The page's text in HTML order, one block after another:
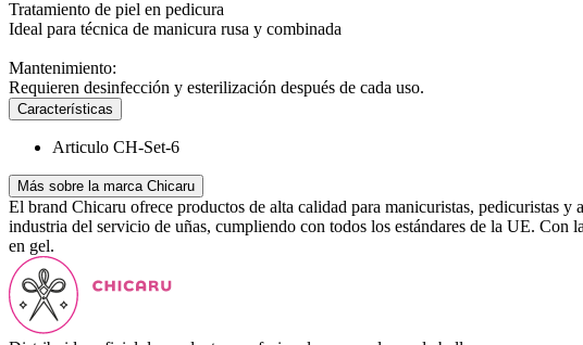
Tratamiento de piel en pedicura
Ideal para técnica de manicura rusa y combinada
Mantenimiento:
Requieren desinfección y esterilización después de cada uso.
Características
Articulo CH-Set-6
Más sobre la marca Chicaru
El brand Chicaru ofrece productos de alta calidad para manicuristas, pedicuristas y
industria del servicio de uñas, cumpliendo con todos los estándares de la UE. Con
en gel.